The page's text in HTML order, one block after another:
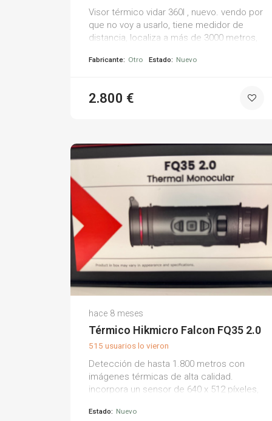
Visor térmico vidar 360l , nuevo. vendo por
que no voy a usarlo, tiene medidor de
distancia, localiza a más de 3000 metros,
amoled 1024 50hz, captura de imagen y
Fabricante: Otro Estado: Nuevo
2.800 €
hace 8 meses
Térmico Hikmicro Falcon FQ35 2.0
515 usuarios lo vieron
Detección de hasta 1.800 metros con
imágenes térmicas de alta calidad.
incorpora un sensor de 640 x 512 píxeles,
<15 mk, asegurando gran sensibilidad y
Estado: Nuevo